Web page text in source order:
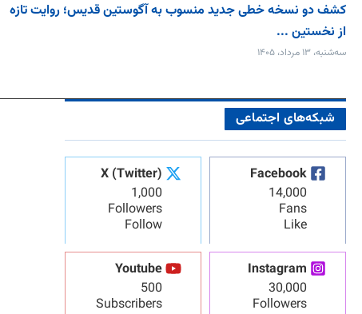
کشف دو نسخه خطی جدید منسوب به آگوستین قدیس؛ روایت تازه
از نخستین ...
سه‌شنبه، ۱۳ مرداد، ۱۴۰۵
شبکه‌های اجتماعی
Facebook
14,000
Fans
Like
X (Twitter)
1,000
Followers
Follow
Instagram
30,000
Followers
Youtube
500
Subscribers